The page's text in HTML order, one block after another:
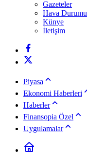
Gazeteler
Hava Durumu
Künye
İletişim
Piyasa
Ekonomi Haberleri
Haberler
Finansopia Özel
Uygulamalar